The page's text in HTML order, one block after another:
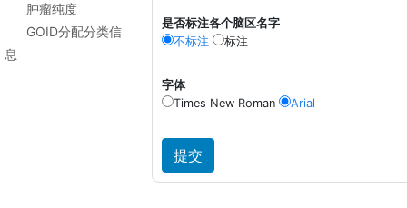
肿瘤纯度
GOID分配分类信
息
是否标注各个脑区名字
不标注
标注
字体
Times New Roman
Arial